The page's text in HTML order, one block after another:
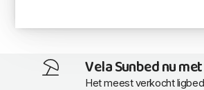
Vela Sunbed nu
Het meest verkocht